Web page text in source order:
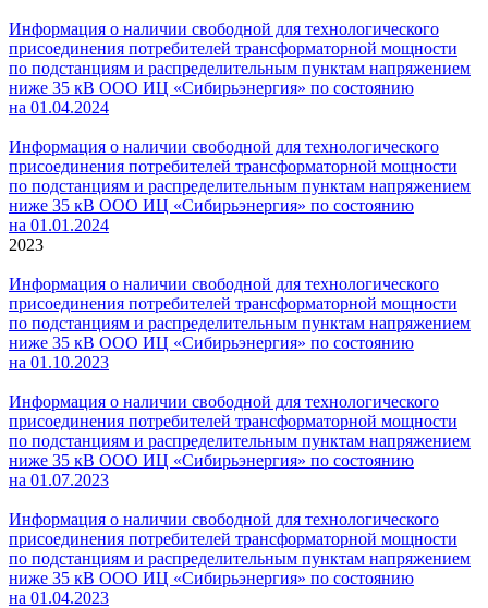
Информация о наличии свободной для технологического
присоединения потребителей трансформаторной мощности
по подстанциям и распределительным пунктам напряжением
ниже 35 кВ ООО ИЦ «Сибирьэнергия» по состоянию
на 01.04.2024
Информация о наличии свободной для технологического
присоединения потребителей трансформаторной мощности
по подстанциям и распределительным пунктам напряжением
ниже 35 кВ ООО ИЦ «Сибирьэнергия» по состоянию
на 01.01.2024
2023
Информация о наличии свободной для технологического
присоединения потребителей трансформаторной мощности
по подстанциям и распределительным пунктам напряжением
ниже 35 кВ ООО ИЦ «Сибирьэнергия» по состоянию
на 01.10.2023
Информация о наличии свободной для технологического
присоединения потребителей трансформаторной мощности
по подстанциям и распределительным пунктам напряжением
ниже 35 кВ ООО ИЦ «Сибирьэнергия» по состоянию
на 01.07.2023
Информация о наличии свободной для технологического
присоединения потребителей трансформаторной мощности
по подстанциям и распределительным пунктам напряжением
ниже 35 кВ ООО ИЦ «Сибирьэнергия» по состоянию
на 01.04.2023